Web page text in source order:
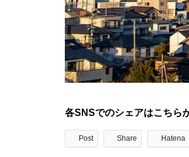
各SNSでのシェアはこちら
Post Share Hatena